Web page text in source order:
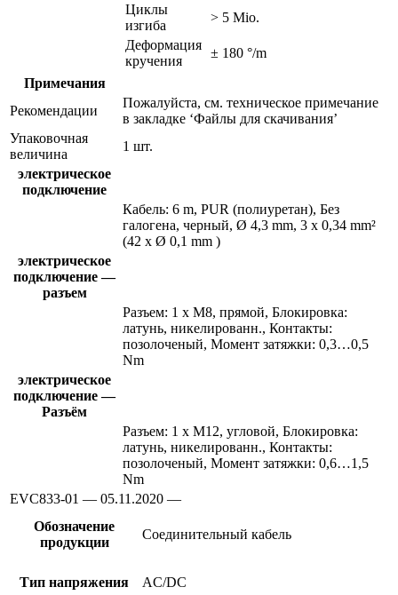
Циклы
изгиба
> 5 Mio.
Деформация
кручения
± 180 °/m
Примечания
Рекомендации
Пожалуйста, см. техническое примечание
в закладке ‘Файлы для скачивания’
Упаковочная
величина
1 шт.
электрическое
подключение
Кабель: 6 m, PUR (полиуретан), Без
галогена, черный, Ø 4,3 mm, 3 x 0,34 mm²
(42 x Ø 0,1 mm )
электрическое
подключение —
разъем
Разъем: 1 x M8, прямой, Блокировка:
латунь, никелированн., Контакты:
позолоченый, Момент затяжки: 0,3…0,5
Nm
электрическое
подключение —
Разъём
Разъем: 1 x M12, угловой, Блокировка:
латунь, никелированн., Контакты:
позолоченый, Момент затяжки: 0,6…1,5
Nm
EVC833-01 — 05.11.2020 —
Обозначение
продукции
Соединительный кабель
Тип напряжения AC/DC